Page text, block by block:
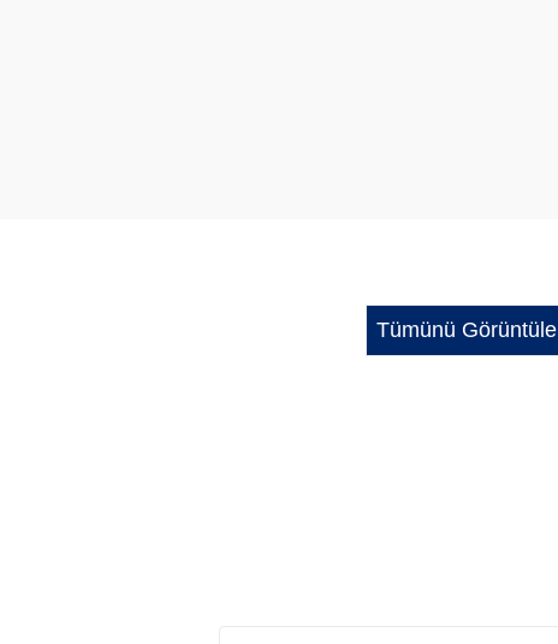
Tümünü Görüntüle